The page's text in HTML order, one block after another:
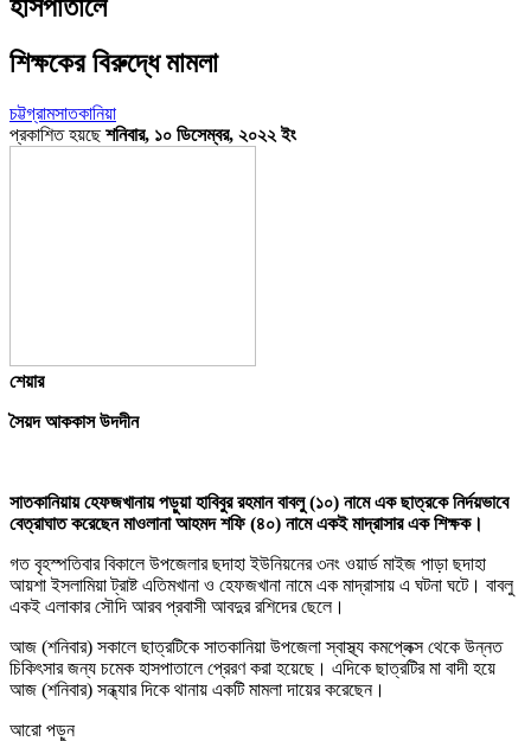
হাসপাতালে
শিক্ষকের বিরুদ্ধে মামলা
চট্টগ্রামসাতকানিয়া
প্রকাশিত হয়ছেশনিবার, ১০ ডিসেম্বর, ২০২২ ইং
শেয়ার
সৈয়দ আককাস উদদীন
সাতকানিয়ায় হেফজখানায় পড়ুয়া হাবিবুর রহমান বাবলু (১০) নামে এক ছাত্রকে নির্দয়ভাবে
বেত্রাঘাত করেছেন মাওলানা আহমদ শফি (৪০) নামে একই মাদ্রাসার এক শিক্ষক।
গত বৃহস্পতিবার বিকালে উপজেলার ছদাহা ইউনিয়নের ৩নং ওয়ার্ড মাইজ পাড়া ছদাহা
আয়শা ইসলামিয়া ট্রাষ্ট এতিমখানা ও হেফজখানা নামে এক মাদ্রাসায় এ ঘটনা ঘটে। বাবলু
একই এলাকার সৌদি আরব প্রবাসী আবদুর রশিদের ছেলে।
আজ (শনিবার) সকালে ছাত্রটিকে সাতকানিয়া উপজেলা স্বাস্থ্য কমপ্লেক্স থেকে উন্নত
চিকিৎসার জন্য চমেক হাসপাতালে প্রেরণ করা হয়েছে। এদিকে ছাত্রটির মা বাদী হয়ে
আজ (শনিবার) সন্ধ্যার দিকে থানায় একটি মামলা দায়ের করেছেন।
আরো পড়ুন